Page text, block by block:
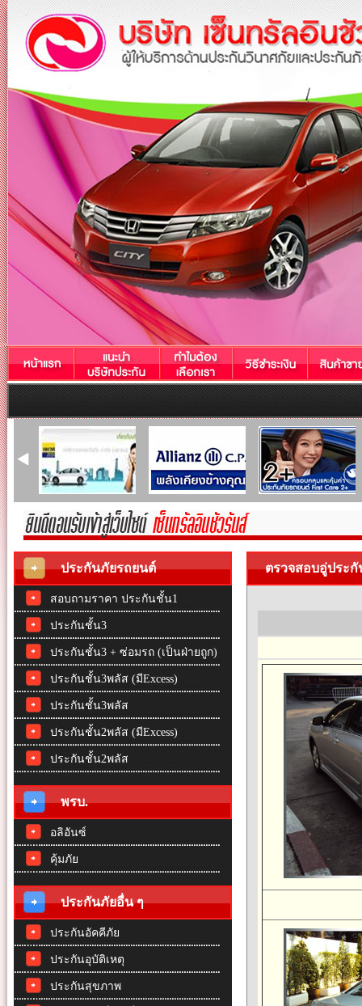
ประกันภัยรถยนต์
สอบถามราคา ประกันชั้น1
ประกันชั้น3
ประกันชั้น3 + ซ่อมรถ (เป็นฝ่ายถูก)
ประกันชั้น3พลัส (มีExcess)
ประกันชั้น3พลัส
ประกันชั้น2พลัส (มีExcess)
ประกันชั้น2พลัส
พรบ.
อลิอันซ์
คุ้มภัย
ประกันภัยอื่น ๆ
ประกันอัคคีภัย
ประกันอุบัติเหตุ
ประกันสุขภาพ
ตรวจสอบอู่ประกั